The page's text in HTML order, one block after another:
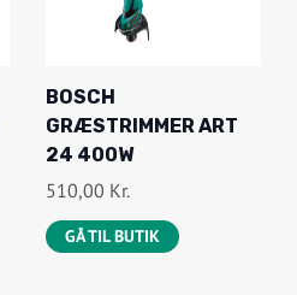
BOSCH
GRÆSTRIMMER ART
24 400W
510,00 Kr.
GÅ TIL BUTIK